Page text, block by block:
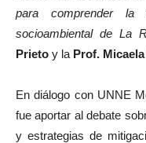
para comprender la
socioambiental de La
Prieto y la Prof.
En diálogo con UNNE
fue aportar al debate
y estrategias de